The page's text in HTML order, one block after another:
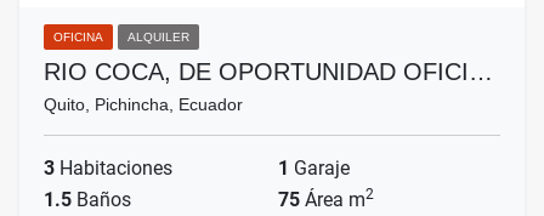
OFICINA ALQUILER
RIO COCA, DE OPORTUNIDAD OFICI…
Quito, Pichincha, Ecuador
3 Habitaciones 1 Garaje
1.5 Baños 75 Área m2